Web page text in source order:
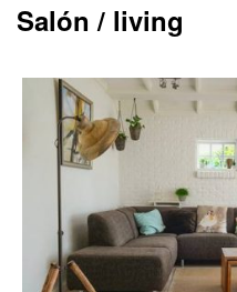
Salón / living